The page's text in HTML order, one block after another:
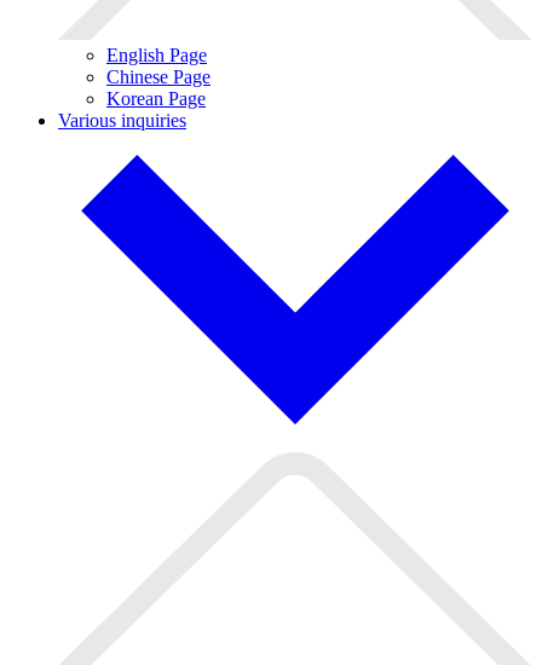
English Page
Chinese Page
Korean Page
Various inquiries